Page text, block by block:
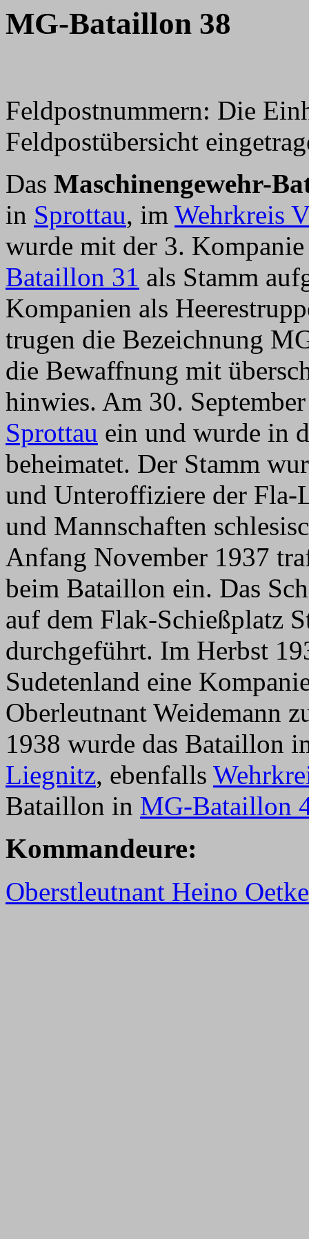
MG-Bataillon 38
Feldpostnummern: Die
Feldpostübersicht
Das Maschinengewehr-
in Sprottau, im Wehrkreis
wurde mit der 3.
Bataillon 31 als Stamm
Kompanien als
trugen die Bezeichnung
die Bewaffnung mit
hinwies. Am 30.
Sprottau ein und wurde in
beheimatet. Der Stamm
und Unteroffiziere der
und Mannschaften
Anfang November 1937
beim Bataillon ein. Das
auf dem Flak-Schießplatz
durchgeführt. Im Herbst
Sudetenland eine
Oberleutnant Weidemann
1938 wurde das Bataillon
Liegnitz, ebenfalls
Bataillon in MG-Bataillon
Kommandeure:
Oberstleutnant Heino